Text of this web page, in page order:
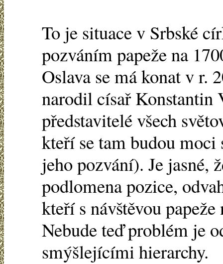
To je situace v Srbské
pozváním papeže na
Oslava se má konat v r.
narodil císař Konstantin
představitelé všech
kteří se tam budou
jeho pozvání). Je
podlomena pozice,
kteří s návštěvou
Nebude teď problém je
smýšlejícími hierarchy.